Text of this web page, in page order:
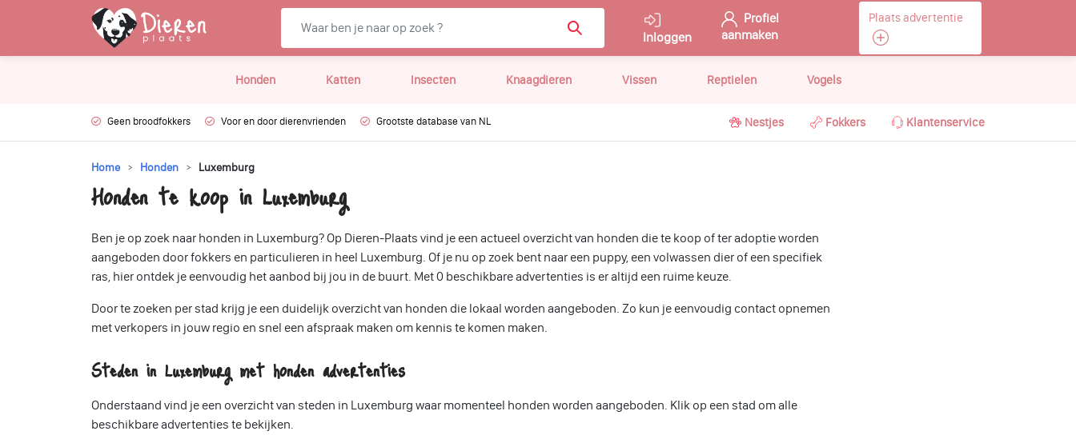
Inloggen
Profiel
aanmaken
Plaats advertentie
Honden Katten Insecten Knaagdieren Vissen Reptielen Vogels
Geen broodfokkers Voor en door dierenvrienden Grootste database van NL Nestjes Fokkers Klantenservice
Home Honden Luxemburg
Honden te koop in Luxemburg
Ben je op zoek naar honden in Luxemburg? Op Dieren-Plaats vind je een actueel overzicht van honden die te koop of ter adoptie worden
aangeboden door fokkers en particulieren in heel Luxemburg. Of je nu op zoek bent naar een puppy, een volwassen dier of een specifiek
ras, hier ontdek je eenvoudig het aanbod bij jou in de buurt. Met 0 beschikbare advertenties is er altijd een ruime keuze.
Door te zoeken per stad krijg je een duidelijk overzicht van honden die lokaal worden aangeboden. Zo kun je eenvoudig contact opnemen
met verkopers in jouw regio en snel een afspraak maken om kennis te komen maken.
Steden in Luxemburg met honden advertenties
Onderstaand vind je een overzicht van steden in Luxemburg waar momenteel honden worden aangeboden. Klik op een stad om alle
beschikbare advertenties te bekijken.